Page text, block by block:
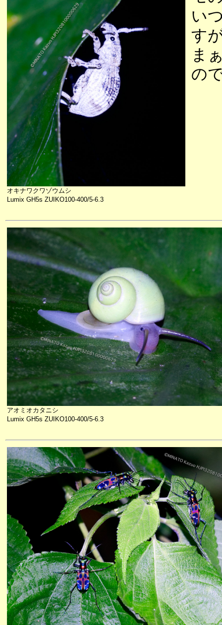
オキナワクワゾウムシ
Lumix GH5s ZUIKO100-400/5-6.3
い
す
ま
の
アオミオカタニシ
Lumix GH5s ZUIKO100-400/5-6.3